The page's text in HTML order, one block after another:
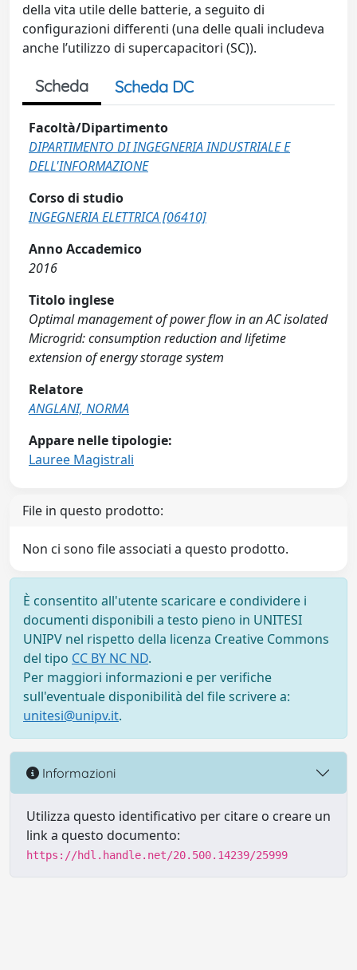
della vita utile delle batterie, a seguito di
configurazioni differenti (una delle quali includeva
anche l’utilizzo di supercapacitori (SC)).
Scheda Scheda DC
Facoltà/Dipartimento
DIPARTIMENTO DI INGEGNERIA INDUSTRIALE E
DELL'INFORMAZIONE
Corso di studio
INGEGNERIA ELETTRICA [06410]
Anno Accademico
2016
Titolo inglese
Optimal management of power flow in an AC isolated
Microgrid: consumption reduction and lifetime
extension of energy storage system
Relatore
ANGLANI, NORMA
Appare nelle tipologie:
Lauree Magistrali
File in questo prodotto:
Non ci sono file associati a questo prodotto.
È consentito all'utente scaricare e condividere i
documenti disponibili a testo pieno in UNITESI
UNIPV nel rispetto della licenza Creative Commons
del tipo CC BY NC ND.
Per maggiori informazioni e per verifiche
sull'eventuale disponibilità del file scrivere a:
unitesi@unipv.it.
Informazioni
Utilizza questo identificativo per citare o creare un
link a questo documento:
https://hdl.handle.net/20.500.14239/25999